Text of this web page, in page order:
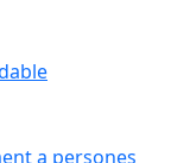
a persones